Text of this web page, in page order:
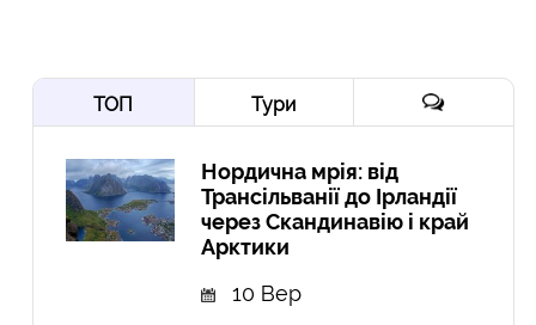
ТОП Тури
Нордична мрія: від
Трансільванії до Ірландії
через Скандинавію і край
Арктики
10 Вер